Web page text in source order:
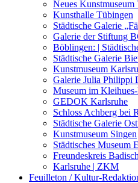
Kunstwettbewerbe,
Neues Kunstmuseum
Kunsthalle Tübingen
Städtische Galerie
Galerie der Stiftung
Böblingen: |
Städtische Galerie
Kunstmuseum
Galerie Julia Philippi
Museum im
GEDOK Karlsruhe
Schloss Achberg bei
Städtische Galerie
Kunstmuseum Singen
Städtisches Museum
Freundeskreis
Karlsruhe | ZKM
Feuilleton / Kultur-